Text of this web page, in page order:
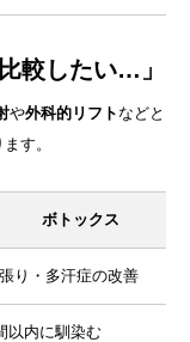
較したい…」
や外科的リフトなどと
す。
ボトックス
り・多汗症の改善
以内に馴染む